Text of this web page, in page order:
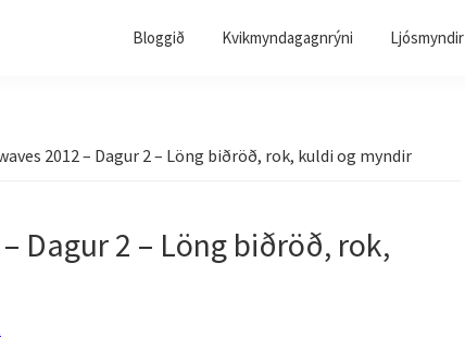
Bloggið Kvikmyndagagnrýni Ljósmyndir
2012 – Dagur 2 – Löng biðröð, rok, kuldi og myndir
Dagur 2 – Löng biðröð, rok,